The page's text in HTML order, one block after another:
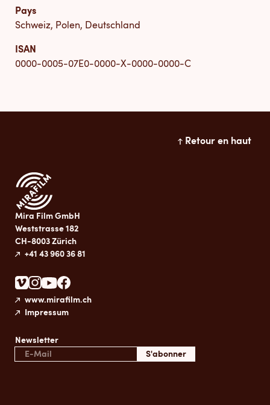
Pays
Schweiz, Polen, Deutschland
ISAN
0000-0005-07E0-0000-X-0000-0000-C
Mira Film GmbH
Weststrasse 182
CH-8003 Zürich
+41 43 960 36 81
www.mirafilm.ch
Impressum
Newsletter
S'abonner
Retour en haut